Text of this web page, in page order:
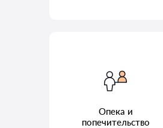
Опека и
попечительство